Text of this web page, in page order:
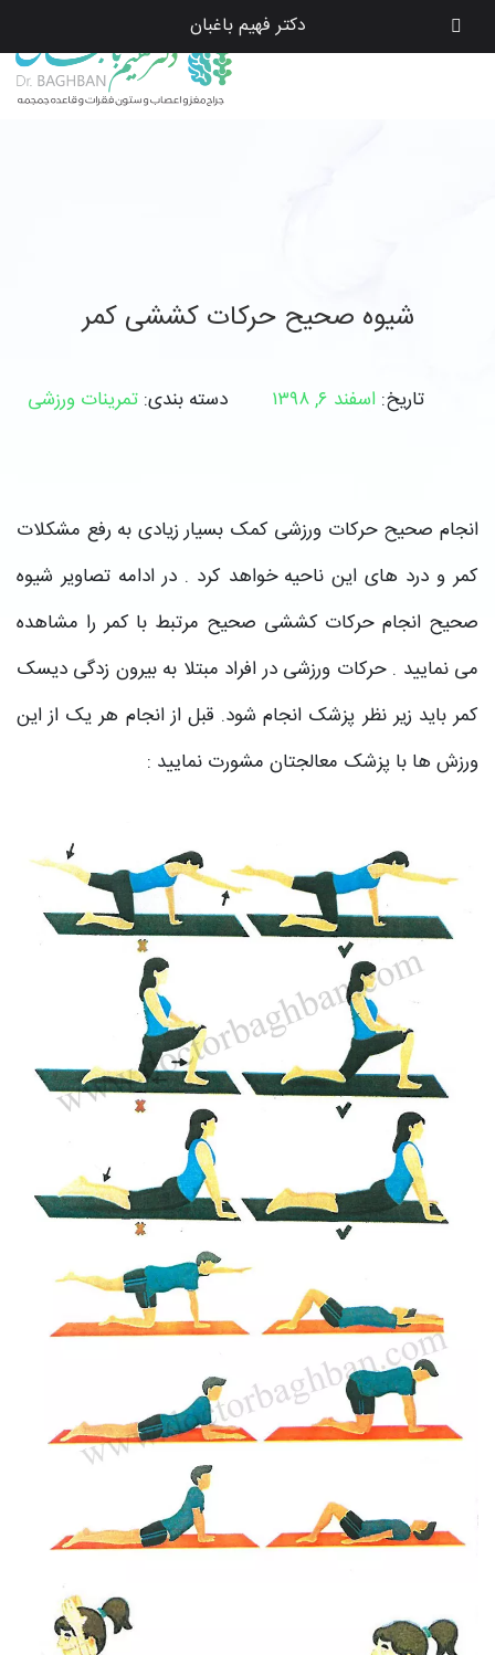
دکتر فهیم باغبان
شیوه صحیح حرکات کششی کمر
تاریخ:اسفند ۶, ۱۳۹۸ دسته بندی:تمرینات ورزشی
انجام صحیح حرکات ورزشی کمک بسیار زیادی به رفع مشکلات
کمر و درد های این ناحیه خواهد کرد . در ادامه تصاویر شیوه
صحیح انجام حرکات کششی صحیح مرتبط با کمر را مشاهده
می نمایید . حرکات ورزشی در افراد مبتلا به بیرون زدگی دیسک
کمر باید زیر نظر پزشک انجام شود. قبل از انجام هر یک از این
ورزش ها با پزشک معالجتان مشورت نمایید :